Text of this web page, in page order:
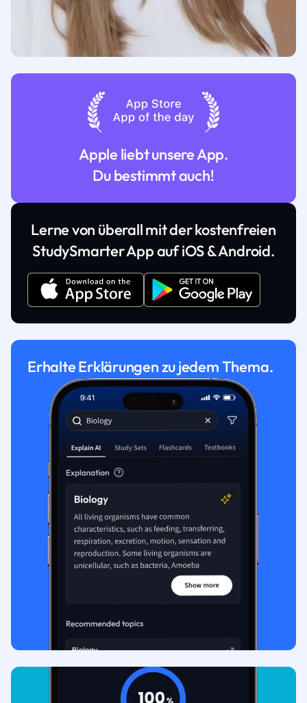
Apple liebt unsere App.
Du bestimmt auch!
Lerne von überall mit der kostenfreien
StudySmarter App auf iOS & Android.
Erhalte Erklärungen zu jedem Thema.